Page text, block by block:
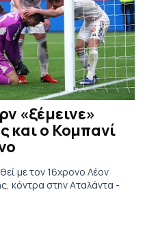
«ξέμεινε»
και ο Κομπανί
με τον 16χρονο Λέον
κόντρα στην Αταλάντα -